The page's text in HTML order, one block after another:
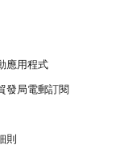
應用程式
發局電郵訂閱
則